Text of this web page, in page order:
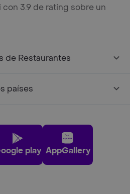
3.9 de rating sobre un
de Restaurantes
países
play AppGallery